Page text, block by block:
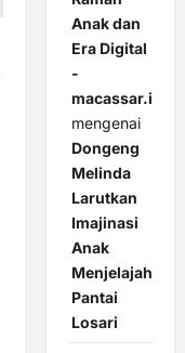
Anak dan
Era Digital
-
macassar.id
mengenai
Dongeng
Melinda
Larutkan
Imajinasi
Anak
Menjelajah
Pantai
Losari